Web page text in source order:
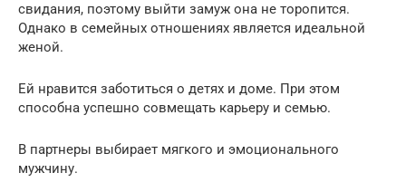
свидания, поэтому выйти замуж она не торопится.
Однако в семейных отношениях является идеальной
женой.
Ей нравится заботиться о детях и доме. При этом
способна успешно совмещать карьеру и семью.
В партнеры выбирает мягкого и эмоционального
мужчину.